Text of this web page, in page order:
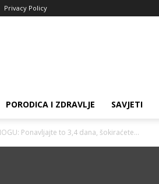
Privacy Policy
PORODICA I ZDRAVLJE SAVJETI
Ponavljajte to 3,4 dana, šokiraćete...